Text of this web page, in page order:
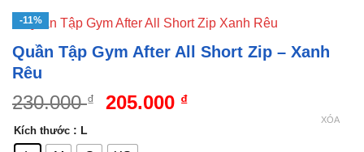
-11%
Quần Tập Gym After All Short Zip – Xanh
Rêu
230.000₫
Giá
là:
205.000 ₫Giá
Kích thước : L
XÓA